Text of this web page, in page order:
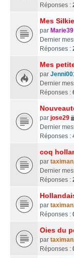
Réponses :
Mes
par Marie39
Dernier
Réponses :
Mes
par
Dernier
Réponses :
par jose29
Dernier
Réponses :
coq
par
Dernier
Réponses :
par
Réponses :
Oies du
par
Réponses :